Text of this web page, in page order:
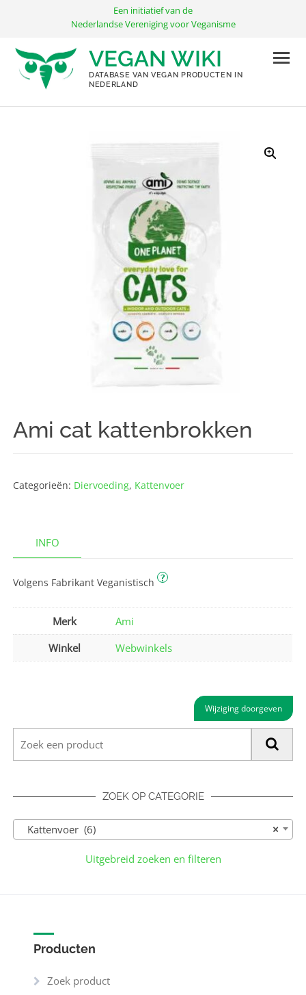
inhoud
Een initiatief van de
Nederlandse Vereniging voor Veganisme
VEGAN WIKI
DATABASE VAN VEGAN PRODUCTEN IN
NEDERLAND
Ami cat kattenbrokken
Categorieën: Diervoeding, Kattenvoer
INFO
Volgens Fabrikant Veganistisch ?
Merk
Ami
Winkel
Webwinkels
Wijziging doorgeven
ZOEK OP CATEGORIE
×
Kattenvoer (6)
Uitgebreid zoeken en filteren
Producten
Zoek product